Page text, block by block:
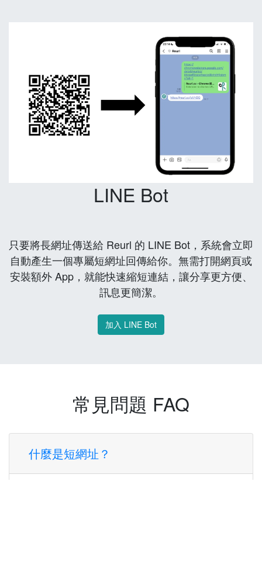
LINE Bot
只要將長網址傳送給 Reurl 的 LINE Bot，系統會立即
自動產生一個專屬短網址回傳給你。無需打開網頁或
安裝額外 App，就能快速縮短連結，讓分享更方便、
訊息更簡潔。
加入 LINE Bot
常見問題 FAQ
什麼是短網址？